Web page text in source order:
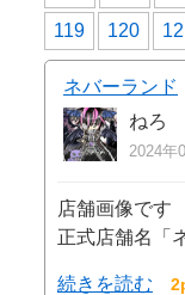
119 120
ネバーランド
ねろ
2024年
店舗画像です
正式店舗名「
続きを読む